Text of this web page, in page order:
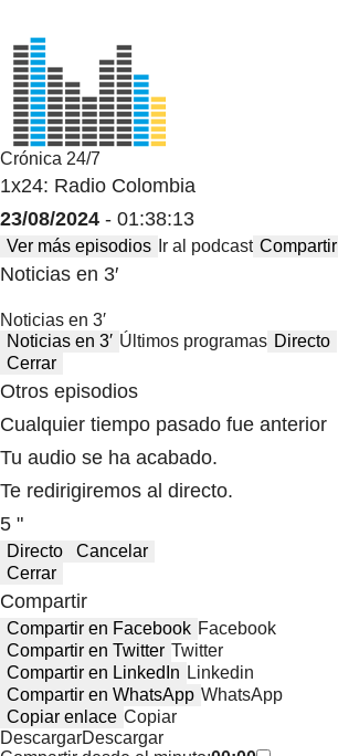
Crónica 24/7
1x24: Radio Colombia
23/08/2024 - 01:38:13
Ver más episodios Ir al podcast Compartir
Noticias en 3′
Noticias en 3′
Noticias en 3′ Últimos programas Directo
Cerrar
Otros episodios
Cualquier tiempo pasado fue anterior
Tu audio se ha acabado.
Te redirigiremos al directo.
5 "
Directo
Cancelar
Cerrar
Compartir
Compartir en Facebook Facebook
Compartir en Twitter Twitter
Compartir en LinkedIn Linkedin
Compartir en WhatsApp WhatsApp
Copiar enlace Copiar
DescargarDescargar